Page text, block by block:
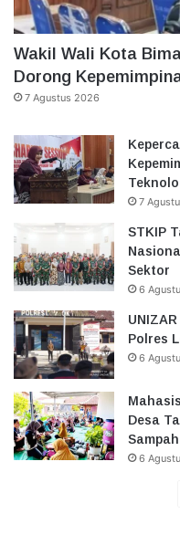
Wakil Wali Kota
Dorong
7 Agustus 2026
7
STKIP
Sektor
6
Polres
6
Desa
6